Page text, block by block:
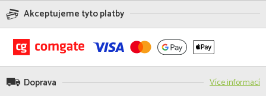
Akceptujeme tyto platby
Doprava Více informací